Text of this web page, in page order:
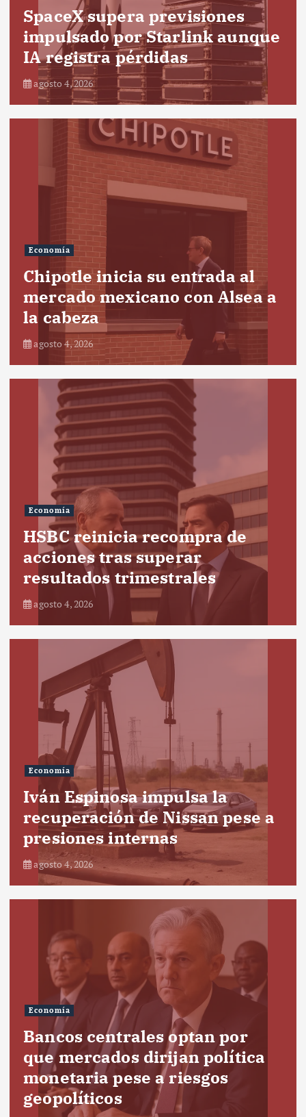
SpaceX supera previsiones
impulsado por Starlink aunque
IA registra pérdidas
agosto 4, 2026
Economía
Chipotle inicia su entrada al
mercado mexicano con Alsea a
la cabeza
agosto 4, 2026
Economía
HSBC reinicia recompra de
acciones tras superar
resultados trimestrales
agosto 4, 2026
Economía
Iván Espinosa impulsa la
recuperación de Nissan pese a
presiones internas
agosto 4, 2026
Economía
Bancos centrales optan por
que mercados dirijan política
monetaria pese a riesgos
geopolíticos